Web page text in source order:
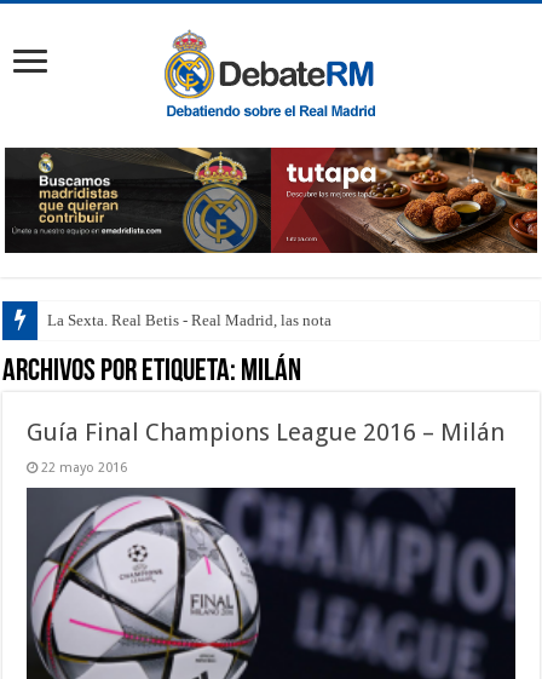
La Sexta. Real Betis - Real Madrid, las notas de l
Archivos por etiqueta: Milán
Guía Final Champions League 2016 – Milán
22 mayo 2016